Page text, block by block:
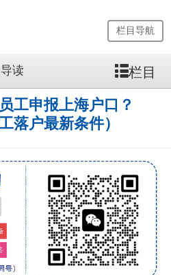
栏目导航
读 栏目
工申报上海户口？
落户最新条件）